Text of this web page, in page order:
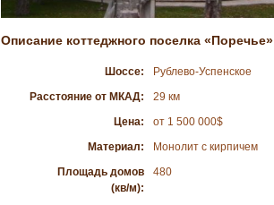
Описание коттеджного поселка «Поречье»
Шоссе:
Рублево-Успенское
Расстояние от МКАД:
29 км
Цена:
от 1 500 000$
Материал:
Монолит с кирпичем
Площадь домов
(кв/м):
480